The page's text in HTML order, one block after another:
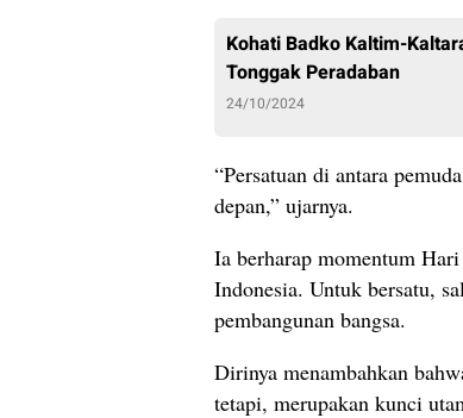
Kohati Badko Kaltim-
Tonggak Peradaban
24/10/2024
“Persatuan di antara
depan,” ujarnya.
Ia berharap momentum
Indonesia. Untuk bersatu,
pembangunan bangsa.
Dirinya menambahkan
tetapi, merupakan kunci